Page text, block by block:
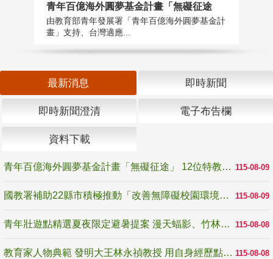
青年百億海外圓夢基金計畫「無礙征途
由教育部青年發展署「青年百億海外圓夢基金計
畫」支持、台灣適應...
最新消息 即時新聞
即時新聞澄清 電子布告欄
資料下載
115-08-09
青年百億海外圓夢基金計畫「無礙征途」 12位特教與弱勢青年勇闖西班牙 跨越感官限制見證生命蛻變
115-08-09
國教署補助22縣市積極推動「改善無障礙校園環境計畫」 打造友善、安全、無礙學習空間
115-08-08
青年壯遊點精選夏夜限定避暑提案 漫天蝠影、竹林尋蛙、茶香夜觀 邀青年暮色出發
115-08-08
教育家人物典範 發明大王林永禎教授 用自身經歷點亮學生的路